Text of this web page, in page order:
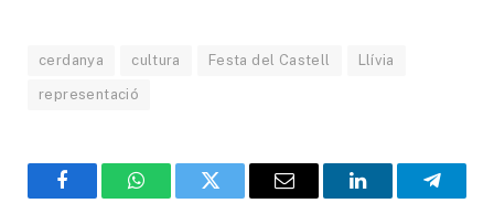
cerdanya cultura Festa del Castell Llívia
representació
FacebookWhatsAppTwitter Email LinkedIn